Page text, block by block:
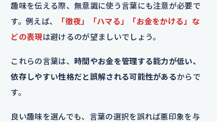
趣味を伝える際、無意識に使う言葉にも注意が必要で
す。例えば、
「徹夜」「ハマる」「お金をかける」な
どの表現は避けるのが望ましいでしょう。
これらの言葉は、 時間やお金を管理する能力が低い、
依存しやすい性格だと誤解される可能性があるからで
す。
良い趣味を選んでも、言葉の選択を誤れば悪印象を与